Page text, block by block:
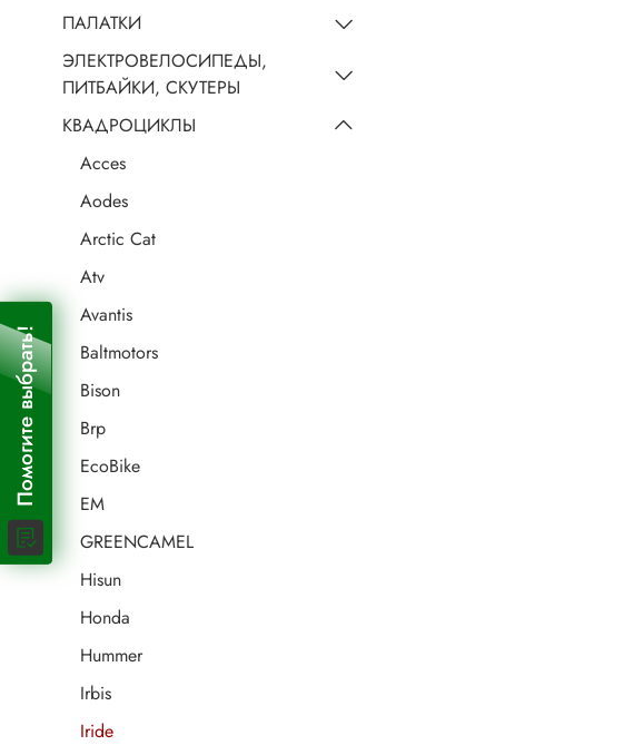
Помогите выбрать!
ПАЛАТКИ
ЭЛЕКТРОВЕЛОСИПЕДЫ,
ПИТБАЙКИ, СКУТЕРЫ
КВАДРОЦИКЛЫ
Acces
Aodes
Arctic Cat
Atv
Avantis
Baltmotors
Bison
Brp
EcoBike
EM
GREENCAMEL
Hisun
Honda
Hummer
Irbis
Iride